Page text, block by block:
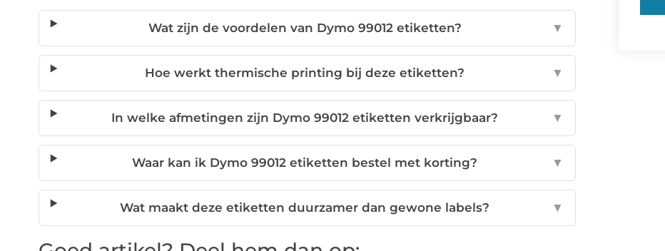
Wat zijn de voordelen van Dymo 99012 etiketten? ▼
Hoe werkt thermische printing bij deze etiketten? ▼
In welke afmetingen zijn Dymo 99012 etiketten verkrijgbaar? ▼
Waar kan ik Dymo 99012 etiketten bestel met korting? ▼
Wat maakt deze etiketten duurzamer dan gewone labels? ▼